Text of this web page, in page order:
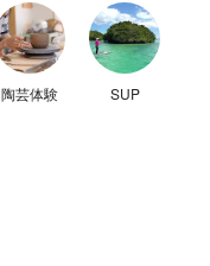
陶芸体験 SUP